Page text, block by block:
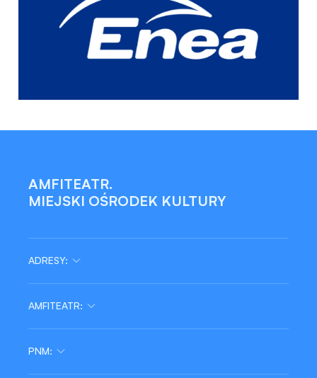
AMFITEATR.
MIEJSKI OŚRODEK KULTURY
ADRESY:
tel/fax:
48 364 29 68
AMFITEATR:
Edukacja
Zajęcia
PNM: